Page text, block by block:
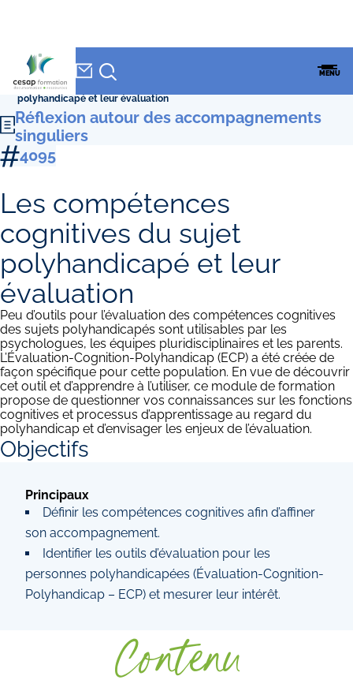
FORMATION
MENU
Accueil»
accompagnements singuliers
Les compétences cognitives du sujet
polyhandicapé et leur évaluation
Réflexion autour des accompagnements
singuliers
4095
Les compétences
cognitives du sujet
polyhandicapé et leur
évaluation
Peu d’outils pour l’évaluation des compétences cognitives
des sujets polyhandicapés sont utilisables par les
psychologues, les équipes pluridisciplinaires et les parents.
L’Évaluation-Cognition-Polyhandicap (ECP) a été créée de
façon spécifique pour cette population. En vue de découvrir
cet outil et d’apprendre à l’utiliser, ce module de formation
propose de questionner vos connaissances sur les fonctions
cognitives et processus d’apprentissage au regard du
polyhandicap et d’envisager les enjeux de l’évaluation.
Objectifs
Principaux
Définir les compétences cognitives afin d’affiner
son accompagnement.
Identifier les outils d’évaluation pour les
personnes polyhandicapées (Évaluation-Cognition-
Polyhandicap – ECP) et mesurer leur intérêt.
Contenu